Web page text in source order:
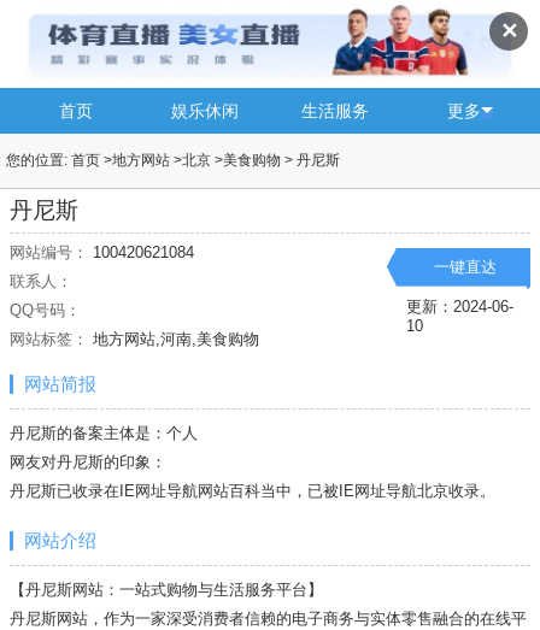
✕
首页 娱乐休闲 生活服务 更多
您的位置: 首页 >地方网站 >北京 >美食购物 > 丹尼斯
丹尼斯
网站编号：
100420621084
联系人：
QQ号码：
网站标签： 地方网站,河南,美食购物
一键直达
更新：2024-06-
10
网站简报
丹尼斯的备案主体是：个人
网友对丹尼斯的印象：
丹尼斯已收录在IE网址导航网站百科当中，已被IE网址导航北京收录。
网站介绍
【丹尼斯网站：一站式购物与生活服务平台】
丹尼斯网站，作为一家深受消费者信赖的电子商务与实体零售融合的在线平